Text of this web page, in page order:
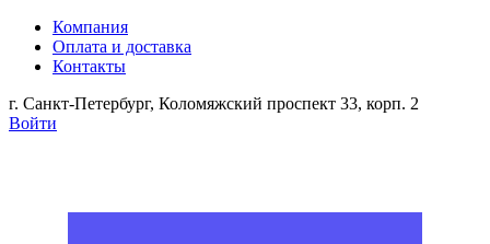
Компания
Оплата и доставка
Контакты
г. Санкт-Петербург, Коломяжский проспект 33, корп. 2
Войти